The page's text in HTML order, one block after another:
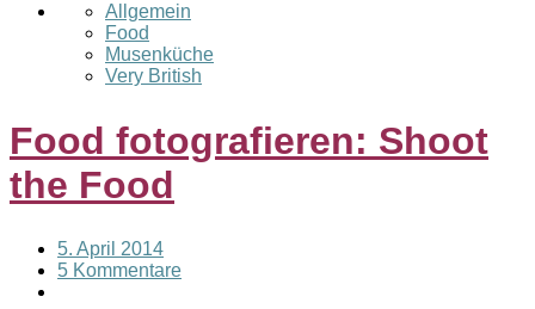
Allgemein
Food
Musenküche
Very British
Food fotografieren: Shoot
the Food
5. April 2014
5 Kommentare